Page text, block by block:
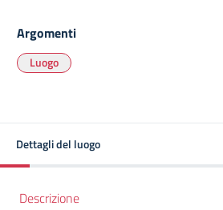
Argomenti
Luogo
Dettagli del luogo
Descrizione